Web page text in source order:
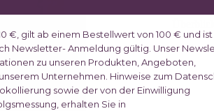
Möchtest
€, gilt ab einem Bestellwert von 100 € und ist
Newsletter- Anmeldung gültig. Unser
zu unseren Produkten, Angeboten,
Unternehmen. Hinweise zum
sowie der von der Einwilligung
erhalten Sie in